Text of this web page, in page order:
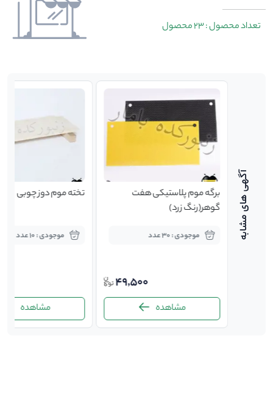
تعداد محصول : 23 محصول
برگه موم پلاستیکی هفت
گوهر(رنگ زرد)
موجودی : 30 عدد
49,500
مشاهده
تخته موم دوز چوبی
موجودی : 10 عدد
مشاهده